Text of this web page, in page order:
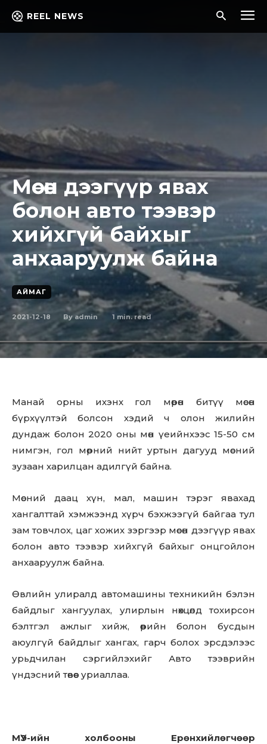
REEL NEWS
Мөсөн дээгүүр явах
болон авто тээвэр
хийхгүй байхыг
анхааруулж байна
АЙМАГ
2021-12-18 By admin 1 min. read
Манай орны ихэнх гол мөрөн битүү мөсөн
бүрхүүлтэй болсон хэдий ч олон жилийн
дундаж болон 2020 оны мөн үеийнхээс 15-50 см
нимгэн, гол мөрний нийт уртын дагууд мөсний
зузаан харилцан адилгүй байна.
Мөсний даац хүн, мал, машин тэрэг явахад
хангалттай хэмжээнд хүрч бэхжээгүй байгаа тул
зам товчлох, цаг хожих зэргээр мөсөн дээгүүр явах
болон авто тээвэр хийхгүй байхыг онцгойлон
анхааруулж байна.
Өвлийн улиралд автомашины техникийн бэлэн
байдлыг хангуулах, улирлын нөхцөлд тохирсон
бэлтгэл ажлыг хийж, өөрийн болон бусдын
аюулгүй байдлыг хангах, гарч болох эрсдэлээс
урьдчилан сэргийлэхийг Авто тээврийн
үндэсний төвөөс уриаллаа.
МҮЭ-ийн холбооны Ерөнхийлөгчөөр